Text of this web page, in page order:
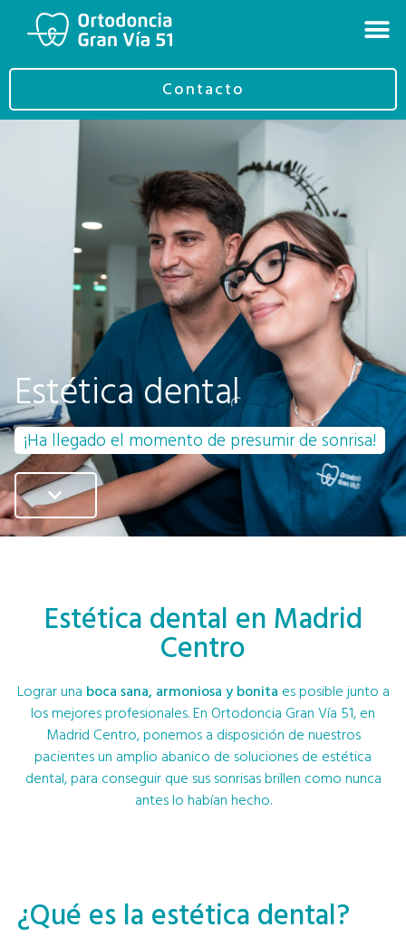
Contacto
Estética dental
¡Ha llegado el momento de presumir de sonrisa!
Estética dental en Madrid
Centro
Lograr una boca sana, armoniosa y bonita es posible junto a
los mejores profesionales. En Ortodoncia Gran Vía 51, en
Madrid Centro, ponemos a disposición de nuestros
pacientes un amplio abanico de soluciones de estética
dental, para conseguir que sus sonrisas brillen como nunca
antes lo habían hecho.
¿Qué es la estética dental?